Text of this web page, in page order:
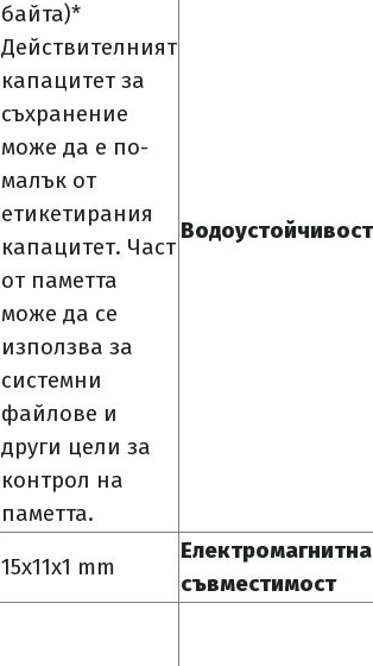
байта)*
Действителният
капацитет за
съхранение
може да е по-
малък от
етикетирания
капацитет. Част
от паметта
може да се
използва за
системни
файлове и
други цели за
контрол на
паметта.
Водоустойчивост
15x11x1 mm
Електромагнитна
съвместимост